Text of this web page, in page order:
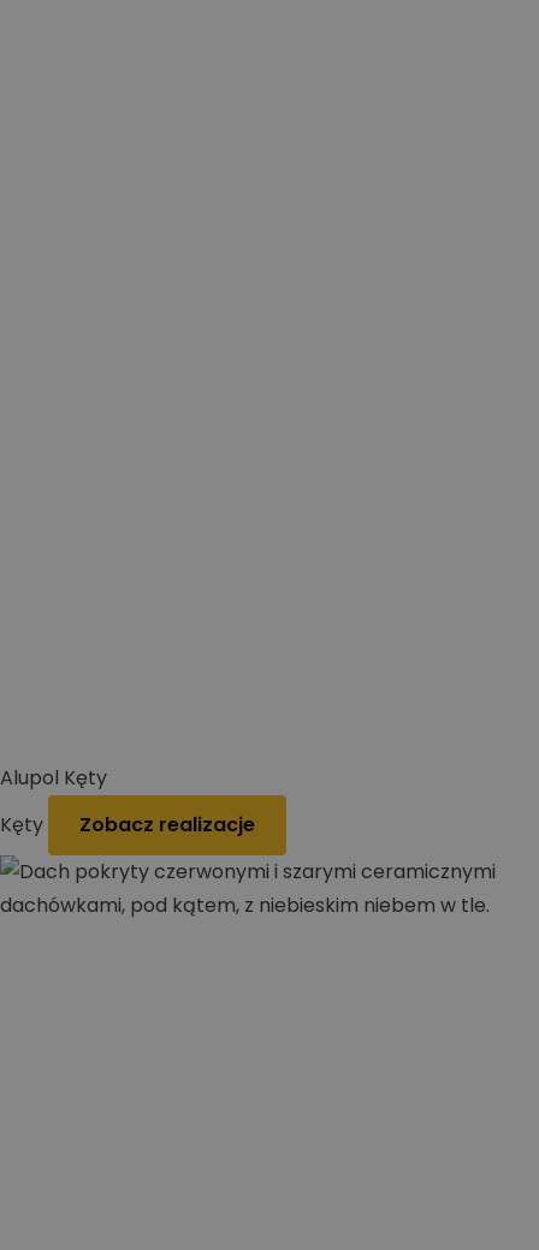
Alupol Kęty
Kęty
Zobacz realizacje